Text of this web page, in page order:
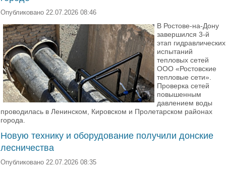
Опубликовано 22.07.2026 08:46
В Ростове-на-Дону
завершился 3-й
этап гидравлических
испытаний
тепловых сетей
ООО «Ростовские
тепловые сети».
Проверка сетей
повышенным
давлением воды
проводилась в Ленинском, Кировском и Пролетарском районах
города.
Новую технику и оборудование получили донские
лесничества
Опубликовано 22.07.2026 08:35